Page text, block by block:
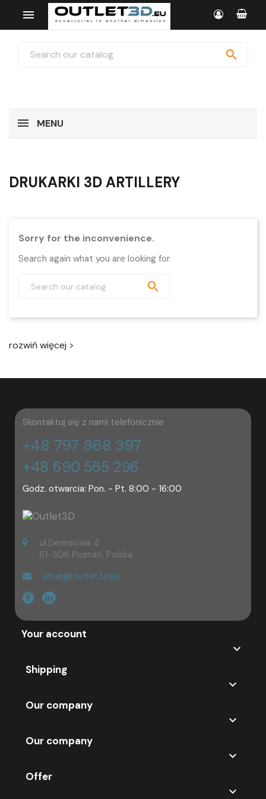


MENU
DRUKARKI 3D ARTILLERY
Sorry for the inconvenience.
Search again what you are looking for

rozwiń więcej >
Skontaktuj się z nami telefonicznie
+48 797 868 397
+48 690 565 296
Godz. otwarcia: Pon. - Pt. 8:00 - 16:00
ul.Dereniowa 4
61-306 Poznań, Polska
shop@outlet3d.eu
Your account

Shipping

Our company

Our company

Offer
